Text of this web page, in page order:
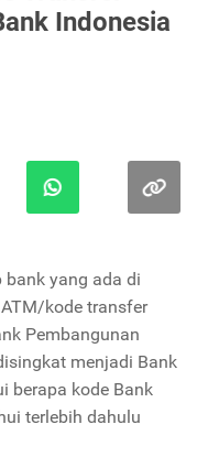
Indonesia
bank yang ada di
kode transfer
Pembangunan
menjadi Bank
berapa kode Bank
terlebih dahulu